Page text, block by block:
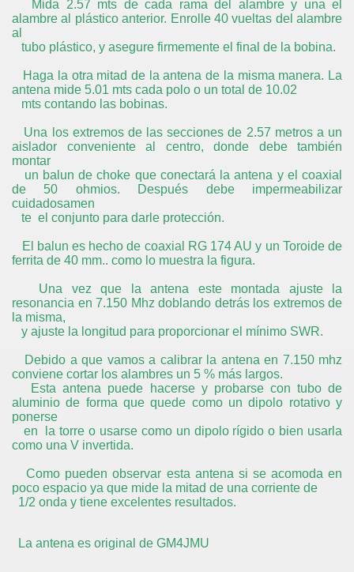
Mida 2.57 mts de cada rama del alambre y una el
alambre al plástico anterior. Enrolle 40 vueltas del alambre
al
tubo plástico, y asegure firmemente el final de la bobina.
Haga la otra mitad de la antena de la misma manera. La
antena mide 5.01 mts cada polo o un total de 10.02
mts contando las bobinas.
Una los extremos de las secciones de 2.57 metros a un
aislador conveniente al centro, donde debe también
montar
un balun de choke que conectará la antena y el coaxial
de 50 ohmios. Después debe impermeabilizar
cuidadosamen
te el conjunto para darle protección.
El balun es hecho de coaxial RG 174 AU y un Toroide de
ferrita de 40 mm.. como lo muestra la figura.
Una vez que la antena este montada ajuste la
resonancia en 7.150 Mhz doblando detrás los extremos de
la misma,
y ajuste la longitud para proporcionar el mínimo SWR.
Debido a que vamos a calibrar la antena en 7.150 mhz
conviene cortar los alambres un 5 % más largos.
Esta antena puede hacerse y probarse con tubo de
aluminio de forma que quede como un dipolo rotativo y
ponerse
en la torre o usarse como un dipolo rígido o bien usarla
como una V invertida.
Como pueden observar esta antena si se acomoda en
poco espacio ya que mide la mitad de una corriente de
1/2 onda y tiene excelentes resultados.
La antena es original de GM4JMU